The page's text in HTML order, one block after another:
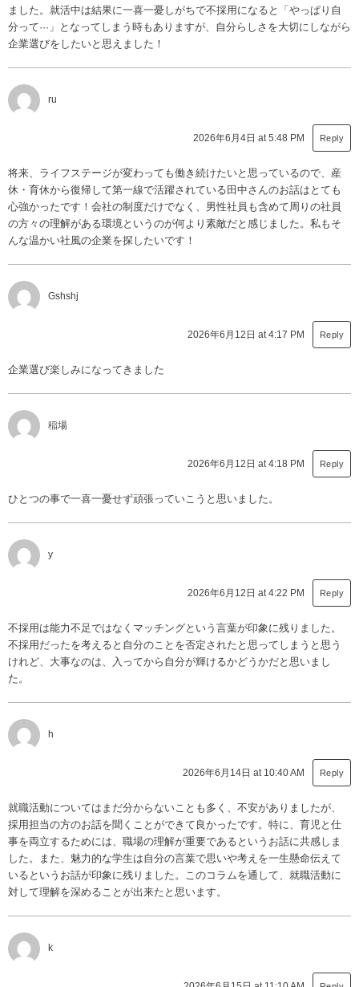
ました。就活中は結果に一喜一憂しがちで不採用になると「やっぱり自
分って···」となってしまう時もありますが、自分らしさを大切にしながら
企業選びをしたいと思えました！
ru
2026年6月4日 at 5:48 PM Reply
将来、ライフステージが変わっても働き続けたいと思っているので、産
休・育休から復帰して第一線で活躍されている田中さんのお話はとても
心強かったです！会社の制度だけでなく、男性社員も含めて周りの社員
の方々の理解がある環境というのが何より素敵だと感じました。私もそ
んな温かい社風の企業を探したいです！
Gshshj
2026年6月12日 at 4:17 PM Reply
企業選び楽しみになってきました
稲場
2026年6月12日 at 4:18 PM Reply
ひとつの事で一喜一憂せず頑張っていこうと思いました。
y
2026年6月12日 at 4:22 PM Reply
不採用は能力不足ではなくマッチングという言葉が印象に残りました。
不採用だったを考えると自分のことを否定されたと思ってしまうと思う
けれど、大事なのは、入ってから自分が輝けるかどうかだと思いまし
た。
h
2026年6月14日 at 10:40 AM Reply
就職活動についてはまだ分からないことも多く、不安がありましたが、
採用担当の方のお話を聞くことができて良かったです。特に、育児と仕
事を両立するためには、職場の理解が重要であるというお話に共感しま
した。また、魅力的な学生は自分の言葉で思いや考えを一生懸命伝えて
いるというお話が印象に残りました。このコラムを通して、就職活動に
対して理解を深めることが出来たと思います。
k